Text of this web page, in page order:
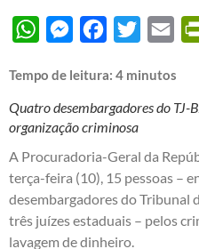
WhatsAppMessengerFacebook
Twitter
Tempo de leitura: 4 minutos
Quatro desembargadores do TJ-
organização criminosa
A Procuradoria-Geral da
terça-feira (10), 15 pessoas –
desembargadores do Tribunal
três juízes estaduais – pelos
lavagem de dinheiro.